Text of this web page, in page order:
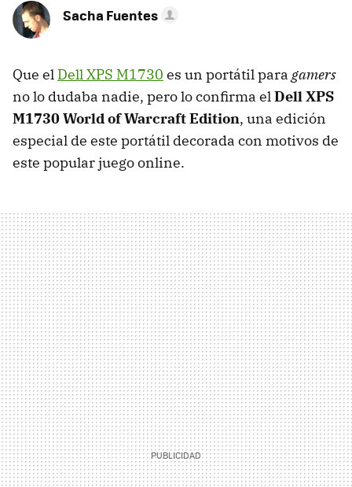
Sacha Fuentes
Que el Dell XPS M1730 es un portátil para gamers
no lo dudaba nadie, pero lo confirma elDell XPS
M1730 World of Warcraft Edition, una edición
especial de este portátil decorada con motivos de
este popular juego online.